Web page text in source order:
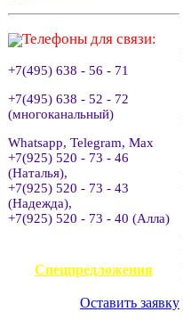
Телефоны для связи:
+7(495) 638 - 56 - 71
+7(495) 638 - 52 - 72
(многоканальный)
Whatsapp, Telegram, Max
+7(925) 520 - 73 - 46
(Наталья),
+7(925) 520 - 73 - 43
(Надежда),
+7(925) 520 - 73 - 40 (Алла)
Спецпредложения
Оставить заявку